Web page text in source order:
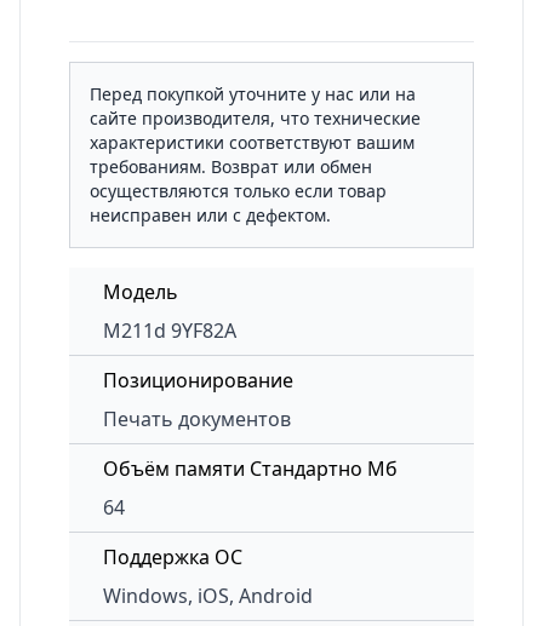
Перед покупкой уточните у нас или на
сайте производителя, что технические
характеристики соответствуют вашим
требованиям. Возврат или обмен
осуществляются только если товар
неисправен или с дефектом.
Модель
M211d 9YF82A
Позиционирование
Печать документов
Объём памяти Стандартно Мб
64
Поддержка ОС
Windows, iOS, Android